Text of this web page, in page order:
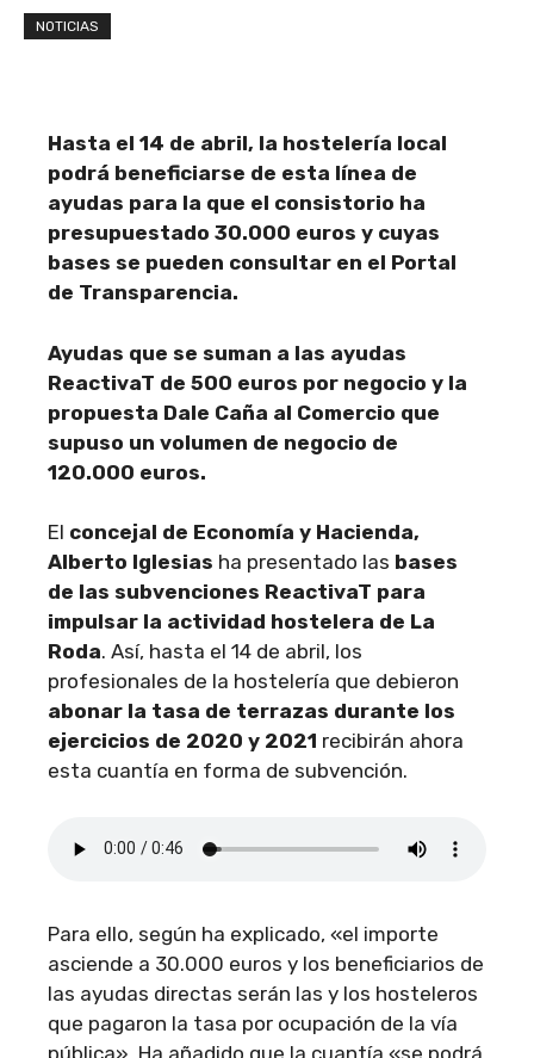
NOTICIAS
Hasta el 14 de abril, la hostelería local
podrá beneficiarse de esta línea de
ayudas para la que el consistorio ha
presupuestado 30.000 euros y cuyas
bases se pueden consultar en el Portal
de Transparencia.
Ayudas que se suman a las ayudas
ReactivaT de 500 euros por negocio y la
propuesta Dale Caña al Comercio que
supuso un volumen de negocio de
120.000 euros.
El concejal de Economía y Hacienda,
Alberto Iglesias ha presentado las bases
de las subvenciones ReactivaT para
impulsar la actividad hostelera de La
Roda. Así, hasta el 14 de abril, los
profesionales de la hostelería que debieron
abonar la tasa de terrazas durante los
ejercicios de 2020 y 2021 recibirán ahora
esta cuantía en forma de subvención.
Para ello, según ha explicado, «el importe
asciende a 30.000 euros y los beneficiarios de
las ayudas directas serán las y los hosteleros
que pagaron la tasa por ocupación de la vía
pública». Ha añadido que la cuantía «se podrá